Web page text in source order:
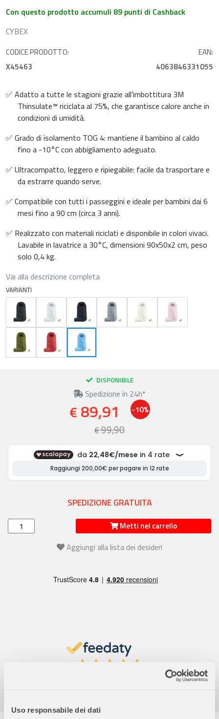
Uso responsabile dei dati
Con questo prodotto accumuli 89 punti di Cashback
CYBEX
CODICE PRODOTTO:
X45463
EAN:
4063846331055
✅ Adatto a tutte le stagioni grazie all’imbottitura 3M
Thinsulate™ riciclata al 75%, che garantisce calore anche in
condizioni di umidità.
✅ Grado di isolamento TOG 4: mantiene il bambino al caldo
fino a -10°C con abbigliamento adeguato.
✅ Ultracompatto, leggero e ripiegabile: facile da trasportare e
da estrarre quando serve.
✅ Compatibile con tutti i passeggini e ideale per bambini dai 6
mesi fino a 90 cm (circa 3 anni).
✅ Realizzato con materiali riciclati e disponibile in colori vivaci.
Lavabile in lavatrice a 30°C, dimensioni 90x50x2 cm, peso
solo 0,4 kg.
Vai alla descrizione completa
VARIANTI
DISPONIBILE
Spedizione in 24h*
€ 89,91 -10%
€99,90
SPEDIZIONE GRATUITA
Metti nel carrello
Aggiungi alla lista dei desideri